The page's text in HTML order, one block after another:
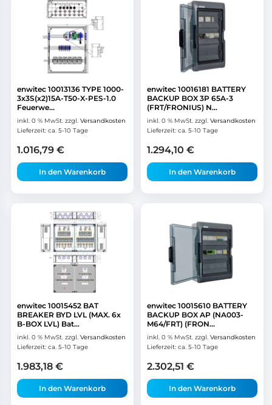
enwitec 10013136 TYPE 1000-
3x3S(x2)15A-T50-X-PES-1.0
Feuerwe...
inkl. 0 % MwSt. zzgl. Versandkosten
Lieferzeit: ca. 5-10 Tage
1.016,79 €
In den Warenkorb
enwitec 10016181 BATTERY
BACKUP BOX 3P 65A-3
(FRT/FRONIUS) N...
inkl. 0 % MwSt. zzgl. Versandkosten
Lieferzeit: ca. 5-10 Tage
1.294,10 €
In den Warenkorb
enwitec 10015452 BAT
BREAKER BYD LVL (MAX. 6x
B-BOX LVL) Bat...
inkl. 0 % MwSt. zzgl. Versandkosten
Lieferzeit: ca. 5-10 Tage
1.983,18 €
In den Warenkorb
enwitec 10015610 BATTERY
BACKUP BOX AP (NA003-
M64/FRT) (FRON...
inkl. 0 % MwSt. zzgl. Versandkosten
Lieferzeit: ca. 5-10 Tage
2.302,51 €
In den Warenkorb